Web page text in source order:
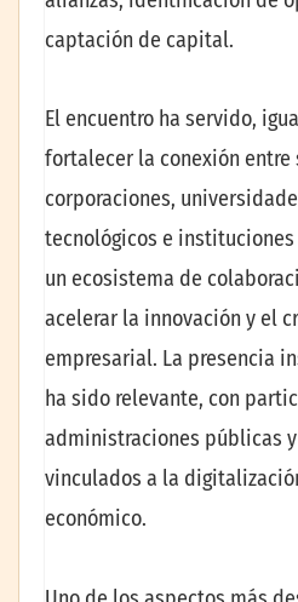
captación de capital.
El encuentro ha servido,
fortalecer la conexión entre
corporaciones,
tecnológicos e
un ecosistema de
acelerar la innovación y el
empresarial. La presencia
ha sido relevante, con
administraciones públicas
vinculados a la
económico.